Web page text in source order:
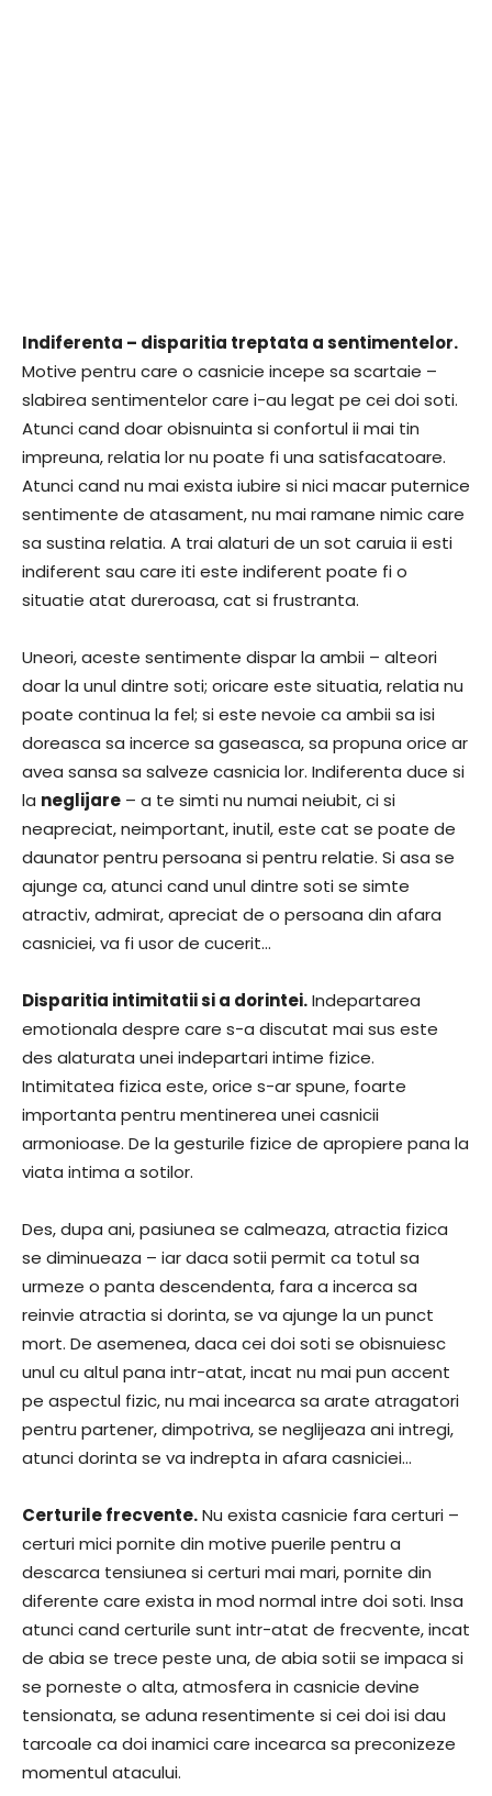
Indiferenta – disparitia treptata a sentimentelor.
Motive pentru care o casnicie incepe sa scartaie –
slabirea sentimentelor care i-au legat pe cei doi soti.
Atunci cand doar obisnuinta si confortul ii mai tin
impreuna, relatia lor nu poate fi una satisfacatoare.
Atunci cand nu mai exista iubire si nici macar puternice
sentimente de atasament, nu mai ramane nimic care
sa sustina relatia. A trai alaturi de un sot caruia ii esti
indiferent sau care iti este indiferent poate fi o
situatie atat dureroasa, cat si frustranta.
Uneori, aceste sentimente dispar la ambii – alteori
doar la unul dintre soti; oricare este situatia, relatia nu
poate continua la fel; si este nevoie ca ambii sa isi
doreasca sa incerce sa gaseasca, sa propuna orice ar
avea sansa sa salveze casnicia lor. Indiferenta duce si
la neglijare – a te simti nu numai neiubit, ci si
neapreciat, neimportant, inutil, este cat se poate de
daunator pentru persoana si pentru relatie. Si asa se
ajunge ca, atunci cand unul dintre soti se simte
atractiv, admirat, apreciat de o persoana din afara
casniciei, va fi usor de cucerit…
Disparitia intimitatii si a dorintei.Indepartarea
emotionala despre care s-a discutat mai sus este
des alaturata unei indepartari intime fizice.
Intimitatea fizica este, orice s-ar spune, foarte
importanta pentru mentinerea unei casnicii
armonioase. De la gesturile fizice de apropiere pana la
viata intima a sotilor.
Des, dupa ani, pasiunea se calmeaza, atractia fizica
se diminueaza – iar daca sotii permit ca totul sa
urmeze o panta descendenta, fara a incerca sa
reinvie atractia si dorinta, se va ajunge la un punct
mort. De asemenea, daca cei doi soti se obisnuiesc
unul cu altul pana intr-atat, incat nu mai pun accent
pe aspectul fizic, nu mai incearca sa arate atragatori
pentru partener, dimpotriva, se neglijeaza ani intregi,
atunci dorinta se va indrepta in afara casniciei…
Certurile frecvente.Nu exista casnicie fara certuri –
certuri mici pornite din motive puerile pentru a
descarca tensiunea si certuri mai mari, pornite din
diferente care exista in mod normal intre doi soti. Insa
atunci cand certurile sunt intr-atat de frecvente, incat
de abia se trece peste una, de abia sotii se impaca si
se porneste o alta, atmosfera in casnicie devine
tensionata, se aduna resentimente si cei doi isi dau
tarcoale ca doi inamici care incearca sa preconizeze
momentul atacului.